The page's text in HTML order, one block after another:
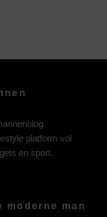
platform vol
en sport.
man